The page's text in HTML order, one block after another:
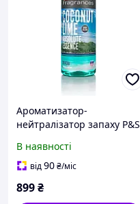
Ароматизатор-
нейтралізатор запаху P&S
лаймом Coconut Lime
Absolute 214564
В наявності
від90₴/міс
899₴